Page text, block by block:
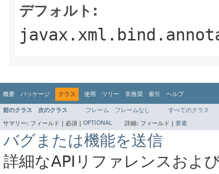
デフォルト:
概要 パッケージ クラス 使用 ツリー 非推奨 索引 ヘルプ
前のクラス 次のクラス フレーム フレームなし
すべてのクラス
サマリー: フィールド | 必須 | OPTIONAL 詳細: フィールド | 要素
バグまたは機能を送信
詳細なAPIリファレンスおよ